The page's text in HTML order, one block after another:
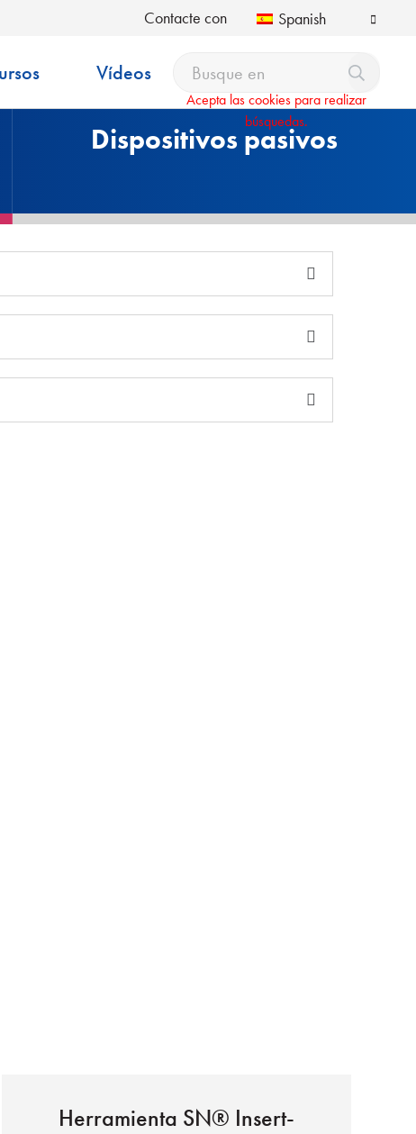
Contacte con Spanish
Vídeos
Acepta las cookies para realizar
búsquedas.
Dispositivos pasivos
Herramienta SN® Insert-